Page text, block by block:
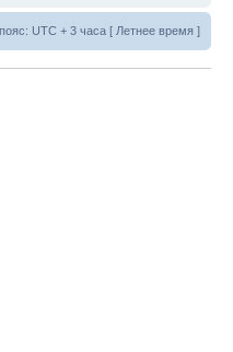
UTC + 3 часа [ Летнее время ]